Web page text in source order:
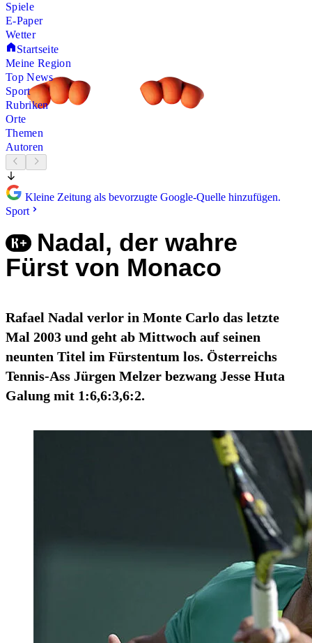
Spiele
E-Paper
Wetter
Startseite
Meine Region
Top News
Sport
Rubriken
Orte
Themen
Autoren
Kleine Zeitung als bevorzugte Google-Quelle hinzufügen.
Sport
Nadal, der wahre
Fürst von Monaco
Rafael Nadal verlor in Monte Carlo das letzte
Mal 2003 und geht ab Mittwoch auf seinen
neunten Titel im Fürstentum los. Österreichs
Tennis-Ass Jürgen Melzer bezwang Jesse Huta
Galung mit 1:6,6:3,6:2.